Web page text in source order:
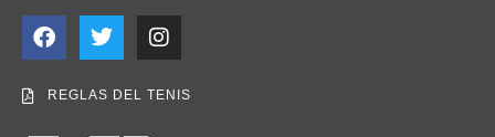
REGLAS DEL TENIS